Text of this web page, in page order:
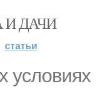
И ДАЧИ
статьи
условиях